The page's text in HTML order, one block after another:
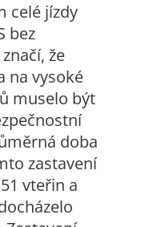
celé jízdy
bez
že
na vysoké
muselo být
doba
zastavení
vteřin a